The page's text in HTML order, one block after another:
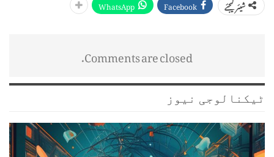
شیئر کیجئے Facebook
WhatsApp
Comments are closed.
ٹیکنالوجی نیوز